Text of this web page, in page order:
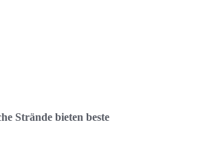
Strände bieten beste